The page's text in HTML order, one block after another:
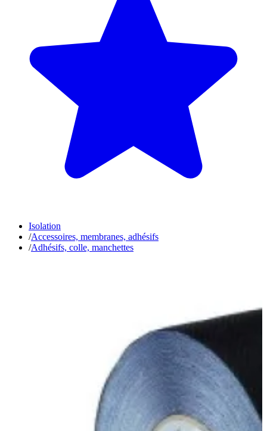
Isolation
/Accessoires, membranes, adhésifs
/Adhésifs, colle, manchettes